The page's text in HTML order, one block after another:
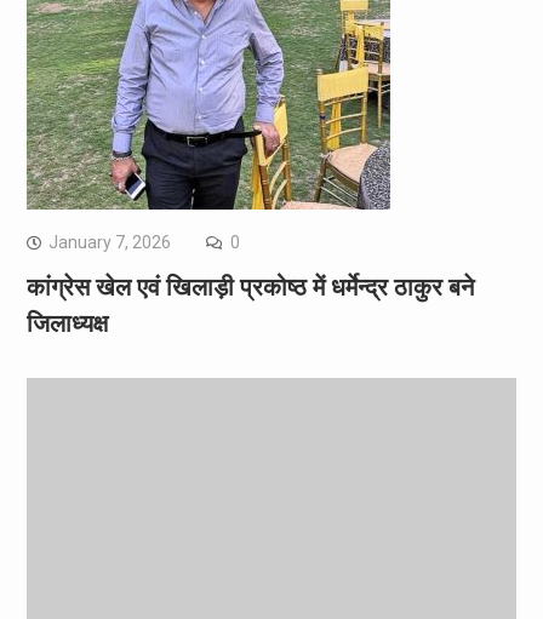
January 7, 2026 0
कांग्रेस खेल एवं खिलाड़ी प्रकोष्ठ में धर्मेन्द्र ठाकुर बने
जिलाध्यक्ष